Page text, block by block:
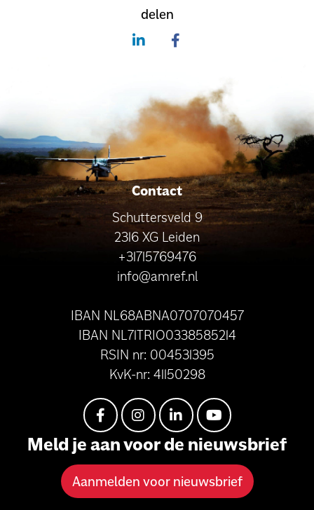
delen
Contact
Schuttersveld 9
2316 XG Leiden
+31715769476
info@amref.nl
IBAN NL68ABNA0707070457
IBAN NL71TRIO0338585214
RSIN nr: 004531395
KvK-nr: 41150298
Meld je aan voor de nieuwsbrief
Aanmelden voor nieuwsbrief